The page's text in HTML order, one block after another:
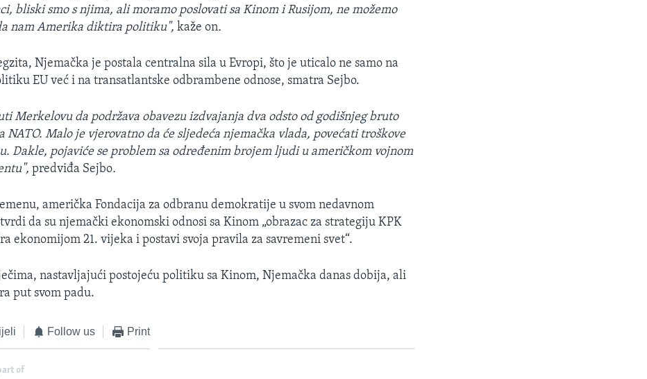
bliski smo s njima, ali moramo poslovati sa Kinom i Rusijom, ne možemo
nam Amerika diktira politiku",kaže on.
Njemačka je postala centralna sila u Evropi, što je uticalo ne samo na
EU već i na transatlantske odbrambene odnose, smatra Sejbo.
Merkelovu da podržava obavezu izdvajanja dva odsto od godišnjeg bruto
NATO. Malo je vjerovatno da će sljedeća njemačka vlada, povećati troškove
Dakle, pojaviće se problem sa određenim brojem ljudi u američkom vojnom
predviđa Sejbo.
američka Fondacija za odbranu demokratije u svom nedavnom
da su njemački ekonomski odnosi sa Kinom „obrazac za strategiju KPK
ekonomijom 21. vijeka i postavi svoja pravila za savremeni svet“.
nastavljajući postojeću politiku sa Kinom, Njemačka danas dobija, ali
put svom padu.
Follow us Print
of